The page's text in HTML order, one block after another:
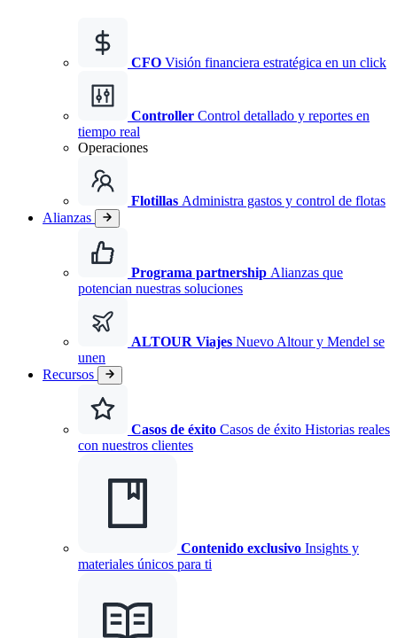
CFO Visión financiera estratégica en un click
Controller Control detallado y reportes en
tiempo real
Operaciones
Flotillas Administra gastos y control de flotas
Alianzas
Programa partnership Alianzas que
potencian nuestras soluciones
ALTOUR Viajes Nuevo Altour y Mendel se
unen
Recursos
Casos de éxito Casos de éxito Historias reales
con nuestros clientes
Contenido exclusivo Insights y
materiales únicos para ti